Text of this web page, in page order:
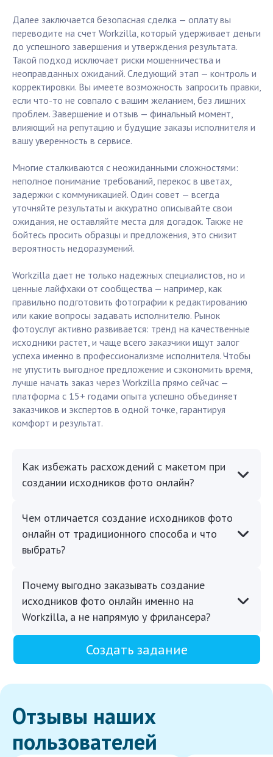
Далее заключается безопасная сделка — оплату вы
переводите на счет Workzilla, который удерживает деньги
до успешного завершения и утверждения результата.
Такой подход исключает риски мошенничества и
неоправданных ожиданий. Следующий этап — контроль и
корректировки. Вы имеете возможность запросить правки,
если что-то не совпало с вашим желанием, без лишних
проблем. Завершение и отзыв — финальный момент,
влияющий на репутацию и будущие заказы исполнителя и
вашу уверенность в сервисе.
Многие сталкиваются с неожиданными сложностями:
неполное понимание требований, перекос в цветах,
задержки с коммуникацией. Один совет — всегда
уточняйте результаты и аккуратно описывайте свои
ожидания, не оставляйте места для догадок. Также не
бойтесь просить образцы и предложения, это снизит
вероятность недоразумений.
Workzilla дает не только надежных специалистов, но и
ценные лайфхаки от сообщества — например, как
правильно подготовить фотографии к редактированию
или какие вопросы задавать исполнителю. Рынок
фотоуслуг активно развивается: тренд на качественные
исходники растет, и чаще всего заказчики ищут залог
успеха именно в профессионализме исполнителя. Чтобы
не упустить выгодное предложение и сэкономить время,
лучше начать заказ через Workzilla прямо сейчас —
платформа с 15+ годами опыта успешно объединяет
заказчиков и экспертов в одной точке, гарантируя
комфорт и результат.
Как избежать расхождений с макетом при
создании исходников фото онлайн?
Чем отличается создание исходников фото
онлайн от традиционного способа и что
выбрать?
Почему выгодно заказывать создание
исходников фото онлайн именно на
Workzilla, а не напрямую у фрилансера?
Создать задание
Отзывы наших
пользователей